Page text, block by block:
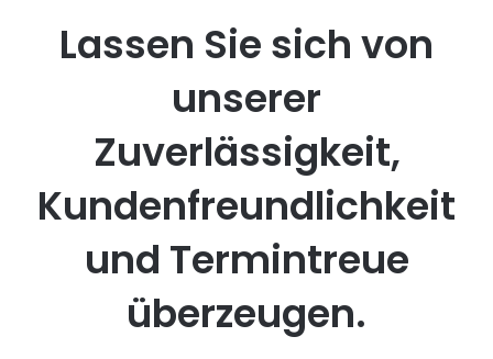
Lassen Sie sich von
unserer
Zuverlässigkeit,
Kundenfreundlichkeit
und Termintreue
überzeugen.